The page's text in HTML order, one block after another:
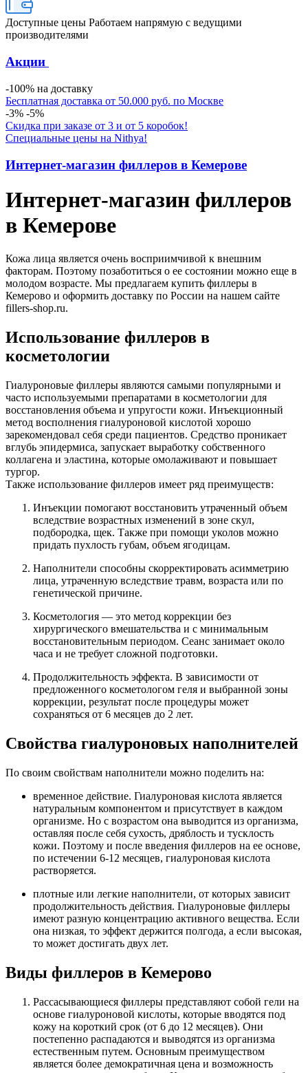
Доступные цены Работаем напрямую с ведущими
производителями
Акции
-100% на доставку
Бесплатная доставка от 50.000 руб. по Москве
-3% -5%
Скидка при заказе от 3 и от 5 коробок!
Специальные цены на Nithya!
Интернет-магазин филлеров в Кемерове
Интернет-магазин филлеров
в Кемерове
Кожа лица является очень восприимчивой к внешним
факторам. Поэтому позаботиться о ее состоянии можно еще в
молодом возрасте. Мы предлагаем купить филлеры в
Кемерово и оформить доставку по России на нашем сайте
fillers-shop.ru.
Использование филлеров в
косметологии
Гиалуроновые филлеры являются самыми популярными и
часто используемыми препаратами в косметологии для
восстановления объема и упругости кожи. Инъекционный
метод восполнения гиалуроновой кислотой хорошо
зарекомендовал себя среди пациентов. Средство проникает
вглубь эпидермиса, запускает выработку собственного
коллагена и эластина, которые омолаживают и повышает
тургор.
Также использование филлеров имеет ряд преимуществ:
Инъекции помогают восстановить утраченный объем
вследствие возрастных изменений в зоне скул,
подбородка, щек. Также при помощи уколов можно
придать пухлость губам, объем ягодицам.
Наполнители способны скорректировать асимметрию
лица, утраченную вследствие травм, возраста или по
генетической причине.
Косметология — это метод коррекции без
хирургического вмешательства и с минимальным
восстановительным периодом. Сеанс занимает около
часа и не требует сложной подготовки.
Продолжительность эффекта. В зависимости от
предложенного косметологом геля и выбранной зоны
коррекции, результат после процедуры может
сохраняться от 6 месяцев до 2 лет.
Свойства гиалуроновых наполнителей
По своим свойствам наполнители можно поделить на:
временное действие. Гиалуроновая кислота является
натуральным компонентом и присутствует в каждом
организме. Но с возрастом она выводится из организма,
оставляя после себя сухость, дряблость и тусклость
кожи. Поэтому и после введения филлеров на ее основе,
по истечении 6-12 месяцев, гиалуроновая кислота
растворяется.
плотные или легкие наполнители, от которых зависит
продолжительность действия. Гиалуроновые филлеры
имеют разную концентрацию активного вещества. Если
она низкая, то эффект держится полгода, а если высокая,
то может достигать двух лет.
Виды филлеров в Кемерово
Рассасывающиеся филлеры представляют собой гели на
основе гиалуроновой кислоты, которые вводятся под
кожу на короткий срок (от 6 до 12 месяцев). Они
постепенно распадаются и выводятся из организма
естественным путем. Основным преимуществом
является более демократичная цена и возможность